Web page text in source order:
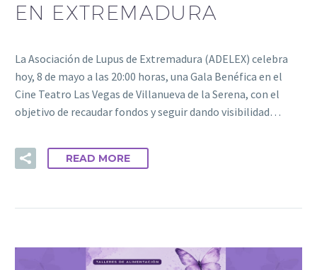
EN EXTREMADURA
La Asociación de Lupus de Extremadura (ADELEX) celebra
hoy, 8 de mayo a las 20:00 horas, una Gala Benéfica en el
Cine Teatro Las Vegas de Villanueva de la Serena, con el
objetivo de recaudar fondos y seguir dando visibilidad…
READ MORE